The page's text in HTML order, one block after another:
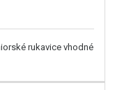
rukavice vhodné